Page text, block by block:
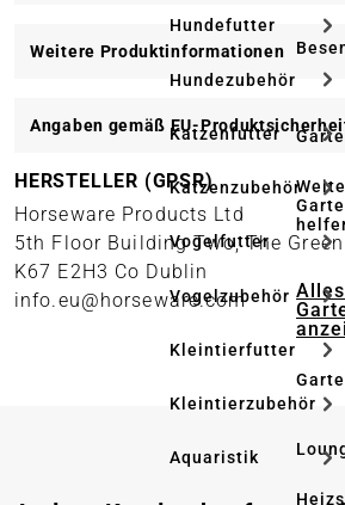
Hundefutter
Hundezubehör
Katzenfutter
Katzenzubehör
Vogelfutter
Vogelzubehör
Kleintierfutter
Kleintierzubehör
Aquaristik
Weitere Produktinformationen
Angaben gemäß EU-
HERSTELLER (GPSR)
Horseware Products Ltd
5th Floor Building Two, The
K67 E2H3 Co Dublin
info.eu@horseware.com